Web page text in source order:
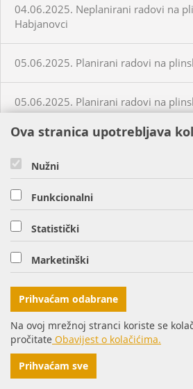
04.06.2025. Neplanirani radovi na
Habjanovci
05.06.2025. Planirani radovi na
05.06.2025. Planirani radovi na
05.06.2025. Planirani radovi na
05.06.2025. Planirani radovi na
05.06.2025. Neplanirani radovi na
Virovitica
05.06.2025. Neplanirani radovi na
Ordanja
06.06.2025. Planirani radovi na
06.06.2025. Planirani radovi na
Ova stranica upotrebljava
Nužni
Funkcionalni
Statistički
Marketinški
Prihvaćam odabrane
Na ovoj mrežnoj stranci koriste se
pročitate Obavijest o kolačićima.
Prihvaćam sve